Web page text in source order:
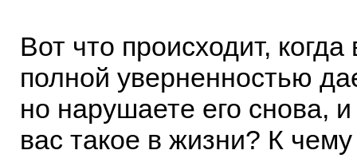
Вот что происходит,
полной уверненностью
но нарушаете его снова,
вас такое в жизни? К